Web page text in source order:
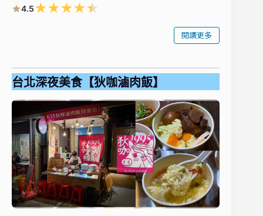
4.5★★★★★
閱讀更多
台北深夜美食【狄咖滷肉飯】